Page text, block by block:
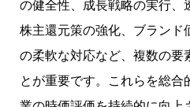
の健全性、成長戦略の実行、
株主還元策の強化、ブランド
の柔軟な対応など、複数の要
とが重要です。これらを総合